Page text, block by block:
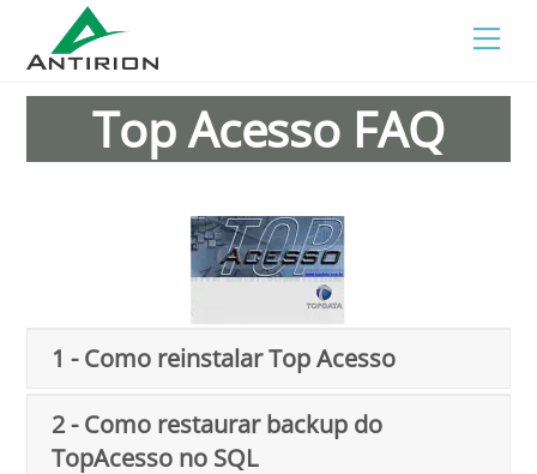
content
Top Acesso FAQ
1 - Como reinstalar Top Acesso
2 - Como restaurar backup do
TopAcesso no SQL